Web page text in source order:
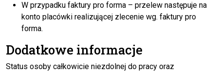
W przypadku faktury pro forma – przelew następuje na
konto placówki realizującej zlecenie wg. faktury pro
forma.
Dodatkowe informacje
Status osoby całkowicie niezdolnej do pracy oraz